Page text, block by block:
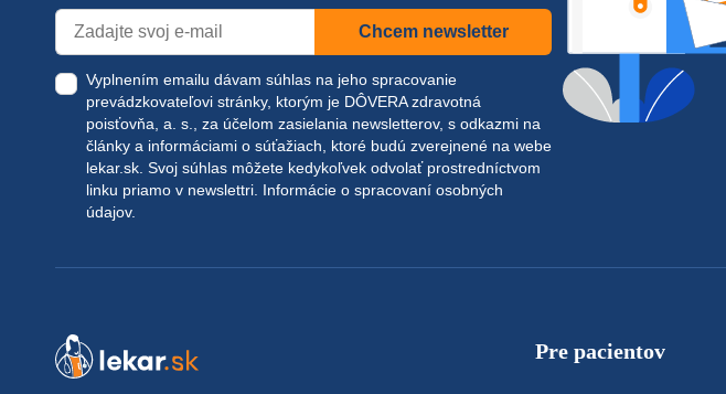
Chcem newsletter
Vyplnením emailu dávam súhlas na jeho spracovanie
prevádzkovateľovi stránky, ktorým je DÔVERA zdravotná
poisťovňa, a. s., za účelom zasielania newsletterov, s odkazmi na
články a informáciami o súťažiach, ktoré budú zverejnené na webe
lekar.sk . Svoj súhlas môžete kedykoľvek odvolať prostredníctvom
linku priamo v newslettri. Informácie o spracovaní osobných
údajov.
Pre pacientov